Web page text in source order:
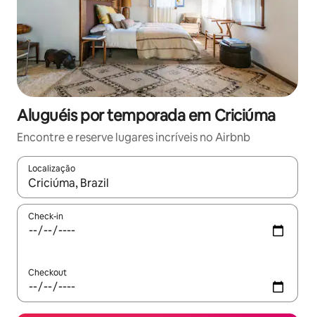
Aluguéis por temporada em Criciúma
Encontre e reserve lugares incríveis no Airbnb
Localização
Quando os resultados estiverem disponíveis, explore-os
Check-in
Checkout